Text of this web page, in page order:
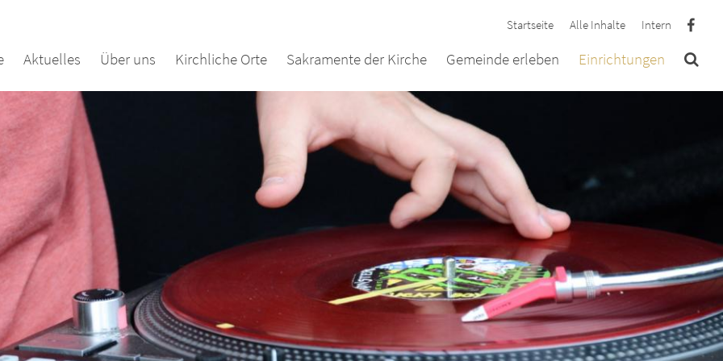
Startseite Alle Inhalte Intern
Aktuelles Über uns Kirchliche Orte Sakramente der Kirche Gemeinde erleben Einrichtungen